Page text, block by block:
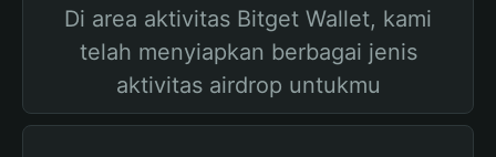
Di area aktivitas Bitget Wallet, kami
telah menyiapkan berbagai jenis
aktivitas airdrop untukmu